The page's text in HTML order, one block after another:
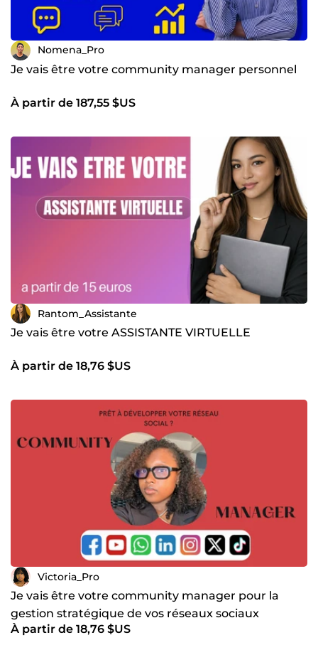
Nomena_Pro
Je vais être votre community manager personnel
À partir de 187,55 $US
Rantom_Assistante
Je vais être votre ASSISTANTE VIRTUELLE
À partir de 18,76 $US
Victoria_Pro
Je vais être votre community manager pour la
gestion stratégique de vos réseaux sociaux
À partir de 18,76 $US